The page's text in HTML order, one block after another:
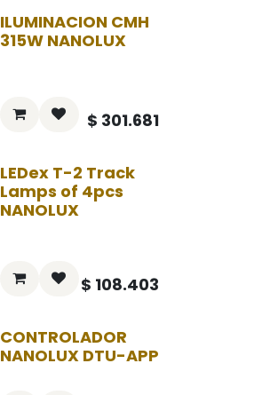
ILUMINACION CMH
315W NANOLUX
$ 301.681
LEDex T-2 Track
Lamps of 4pcs
NANOLUX
$ 108.403
CONTROLADOR
NANOLUX DTU-APP